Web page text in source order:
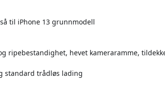
til iPhone 13 grunnmodell
ripebestandighet, hevet kameraramme,
standard trådløs lading